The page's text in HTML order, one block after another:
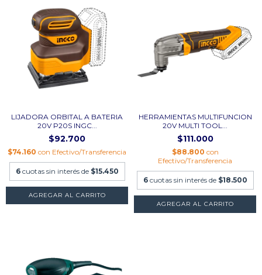
LIJADORA ORBITAL A BATERIA
20V P20S INGC...
$92.700
$74.160 con Efectivo/Transferencia
6 cuotas sin interés de $15.450
HERRAMIENTAS MULTIFUNCION
20V MULTI TOOL...
$111.000
$88.800 con
Efectivo/Transferencia
6 cuotas sin interés de $18.500